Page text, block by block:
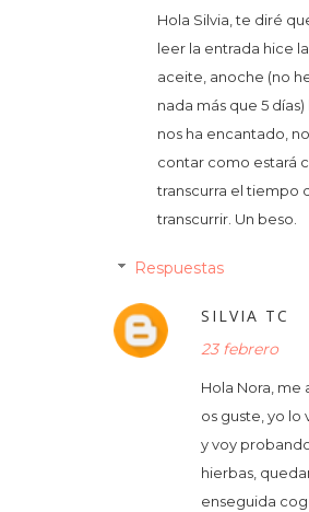
Hola Silvia, te diré
leer la entrada hice
aceite, anoche (no
nada más que 5
nos ha encantado,
contar como estará
transcurra el tiempo
transcurrir. Un beso.
Respuestas
SILVIA TC
23 febrero
Hola Nora, me
os guste, yo lo
y voy
hierbas,
enseguida